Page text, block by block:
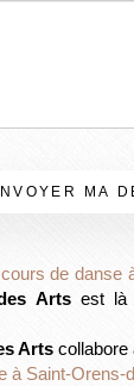
MA
cours de danse
Artsest là
Arts collabore
à Saint-Orens-